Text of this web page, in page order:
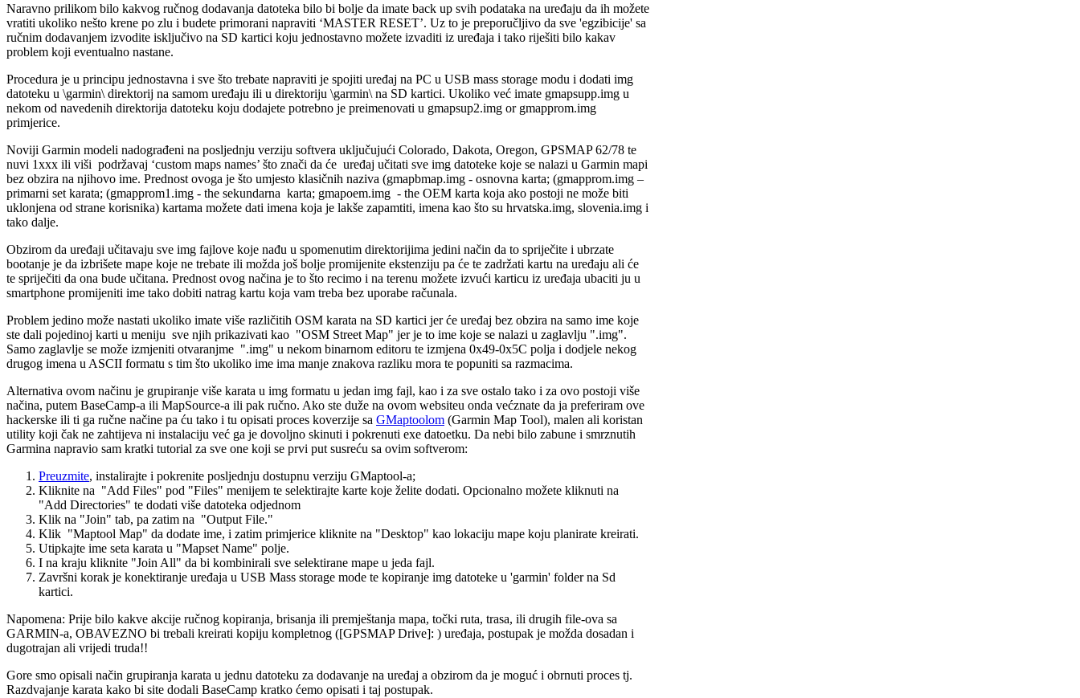
Naravno prilikom bilo kakvog ručnog dodavanja datoteka bilo bi bolje da imate back up svih podataka na uređaju da ih možete
vratiti ukoliko nešto krene po zlu i budete primorani napraviti ‘MASTER RESET’. Uz to je preporučljivo da sve 'egzibicije' sa
ručnim dodavanjem izvodite isključivo na SD kartici koju jednostavno možete izvaditi iz uređaja i tako riješiti bilo kakav
problem koji eventualno nastane.
Procedura je u principu jednostavna i sve što trebate napraviti je spojiti uređaj na PC u USB mass storage modu i dodati img
datoteku u \garmin\ direktorij na samom uređaju ili u direktoriju \garmin\ na SD kartici. Ukoliko već imate gmapsupp.img u
nekom od navedenih direktorija datoteku koju dodajete potrebno je preimenovati u gmapsup2.img or gmapprom.img
primjerice.
Noviji Garmin modeli nadograđeni na posljednju verziju softvera uključujući Colorado, Dakota, Oregon, GPSMAP 62/78 te
nuvi 1xxx ili viši podržavaj ‘custom maps names’ što znači da će uređaj učitati sve img datoteke koje se nalazi u Garmin mapi
bez obzira na njihovo ime. Prednost ovoga je što umjesto klasičnih naziva (gmapbmap.img - osnovna karta; (gmapprom.img –
primarni set karata; (gmapprom1.img - the sekundarna karta; gmapoem.img - the OEM karta koja ako postoji ne može biti
uklonjena od strane korisnika) kartama možete dati imena koja je lakše zapamtiti, imena kao što su hrvatska.img, slovenia.img i
tako dalje.
Obzirom da uređaji učitavaju sve img fajlove koje nađu u spomenutim direktorijima jedini način da to spriječite i ubrzate
bootanje je da izbrišete mape koje ne trebate ili možda još bolje promijenite ekstenziju pa će te zadržati kartu na uređaju ali će
te spriječiti da ona bude učitana. Prednost ovog načina je to što recimo i na terenu možete izvući karticu iz uređaja ubaciti ju u
smartphone promijeniti ime tako dobiti natrag kartu koja vam treba bez uporabe računala.
Problem jedino može nastati ukoliko imate više različitih OSM karata na SD kartici jer će uređaj bez obzira na samo ime koje
ste dali pojedinoj karti u meniju sve njih prikazivati kao "OSM Street Map" jer je to ime koje se nalazi u zaglavlju ".img".
Samo zaglavlje se može izmjeniti otvaranjme ".img" u nekom binarnom editoru te izmjena 0x49-0x5C polja i dodjele nekog
drugog imena u ASCII formatu s tim što ukoliko ime ima manje znakova razliku mora te popuniti sa razmacima.
Alternativa ovom načinu je grupiranje više karata u img formatu u jedan img fajl, kao i za sve ostalo tako i za ovo postoji više
načina, putem BaseCamp-a ili MapSource-a ili pak ručno. Ako ste duže na ovom websiteu onda većznate da ja preferiram ove
hackerske ili ti ga ručne načine pa ću tako i tu opisati proces koverzije sa GMaptoolom (Garmin Map Tool), malen ali koristan
utility koji čak ne zahtijeva ni instalaciju već ga je dovoljno skinuti i pokrenuti exe datoetku. Da nebi bilo zabune i smrznutih
Garmina napravio sam kratki tutorial za sve one koji se prvi put susreću sa ovim softverom:
Preuzmite, instalirajte i pokrenite posljednju dostupnu verziju GMaptool-a;
Kliknite na "Add Files" pod "Files" menijem te selektirajte karte koje želite dodati. Opcionalno možete kliknuti na
"Add Directories" te dodati više datoteka odjednom
Klik na "Join" tab, pa zatim na "Output File."
Klik "Maptool Map" da dodate ime, i zatim primjerice kliknite na "Desktop" kao lokaciju mape koju planirate kreirati.
Utipkajte ime seta karata u "Mapset Name" polje.
I na kraju kliknite "Join All" da bi kombinirali sve selektirane mape u jeda fajl.
Završni korak je konektiranje uređaja u USB Mass storage mode te kopiranje img datoteke u 'garmin' folder na Sd
kartici.
Napomena: Prije bilo kakve akcije ručnog kopiranja, brisanja ili premještanja mapa, točki ruta, trasa, ili drugih file-ova sa
GARMIN-a, OBAVEZNO bi trebali kreirati kopiju kompletnog ([GPSMAP Drive]: ) uređaja, postupak je možda dosadan i
dugotrajan ali vrijedi truda!!
Gore smo opisali način grupiranja karata u jednu datoteku za dodavanje na uređaj a obzirom da je moguć i obrnuti proces tj.
Razdvajanje karata kako bi site dodali BaseCamp kratko ćemo opisati i taj postupak.